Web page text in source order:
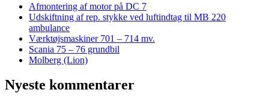
Afmontering af motor på DC 7
Udskiftning af rep. stykke ved luftindtag til MB 220
ambulance
Værktøjsmaskiner 701 – 714 mv.
Scania 75 – 76 grundbil
Molberg (Lion)
Nyeste kommentarer